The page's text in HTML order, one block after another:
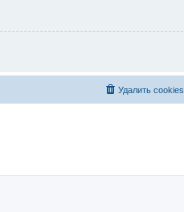
Удалить cookies